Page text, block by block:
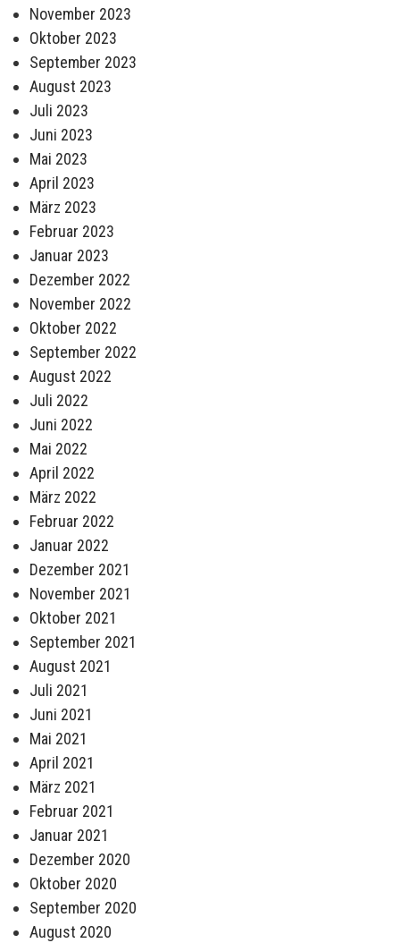
November 2023
Oktober 2023
September 2023
August 2023
Juli 2023
Juni 2023
Mai 2023
April 2023
März 2023
Februar 2023
Januar 2023
Dezember 2022
November 2022
Oktober 2022
September 2022
August 2022
Juli 2022
Juni 2022
Mai 2022
April 2022
März 2022
Februar 2022
Januar 2022
Dezember 2021
November 2021
Oktober 2021
September 2021
August 2021
Juli 2021
Juni 2021
Mai 2021
April 2021
März 2021
Februar 2021
Januar 2021
Dezember 2020
Oktober 2020
September 2020
August 2020